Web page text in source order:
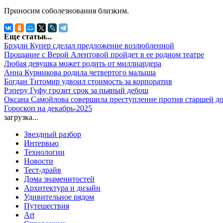
Приносим соболезнования близким.
Еще статьи...
Брэдли Купер сделал предложение возлюбленной
Прощание с Верой Алентовой пройдет в ее родном театре
Любая девушка может родить от миллиардера
Анна Курникова родила четвертого малыша
Богдан Титомир удвоил стоимость за корпоратив
Рэперу Гуфу грозит срок за пьяный дебош
Оксана Самойлова совершила преступление против старшей
Гороскоп на декабрь-2025
загрузка...
Звездный разбор
Интервью
Технологии
Новости
Тест-драйв
Дома знаменитостей
Архитектура и дизайн
Удивительное рядом
Путешествия
Art